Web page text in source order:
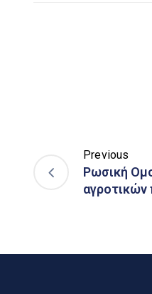
Previous
Ρωσική